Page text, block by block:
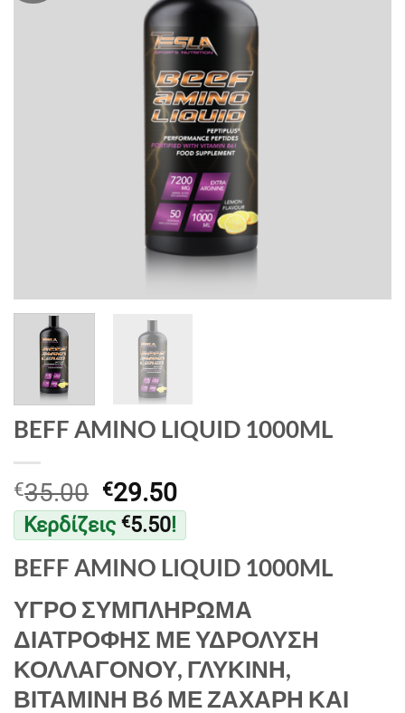
BEFF AMINO LIQUID 1000ML
€35.00 Original
price
was:
€35.00.
€29.50Η
τρέχουσα
τιμή
είναι:
€29.50.
Κερδίζεις €5.50!
BEFF AMINO LIQUID 1000ML
ΥΓΡΟ ΣΥΜΠΛΗΡΩΜΑ
ΔΙΑΤΡΟΦΗΣ ΜΕ ΥΔΡΟΛΥΣΗ
ΚΟΛΛΑΓΟΝΟΥ, ΓΛΥΚΙΝΗ,
ΒΙΤΑΜΙΝΗ Β6 ΜΕ ΖΑΧΑΡΗ ΚΑΙ